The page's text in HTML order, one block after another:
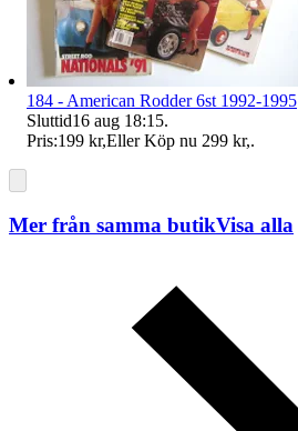
184 - American Rodder 6st 1992-1995
Sluttid16 aug 18:15.
Pris:199 kr,Eller Köp nu 299 kr,.
Mer från samma butikVisa alla